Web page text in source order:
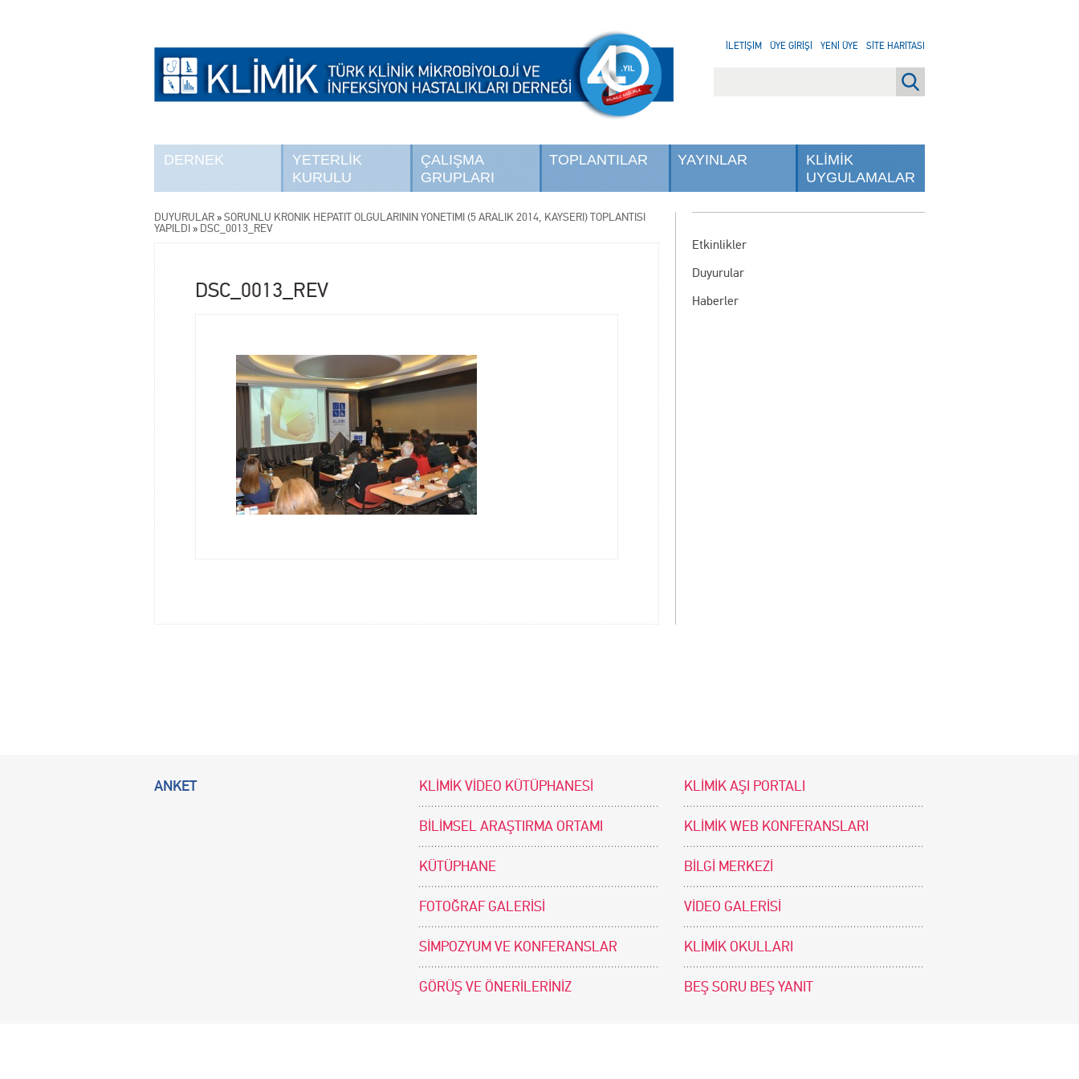
DERNEK
YETERLİK
KURULU
ÇALIŞMA
GRUPLARI
TOPLANTILAR YAYINLAR
KLİMİK
UYGULAMALAR
İLETİŞİM ÜYE GİRİŞİ YENİ ÜYE SİTE HARİTASI
Etkinlikler
Duyurular
Haberler
DUYURULAR »SORUNLU KRONİK HEPATİT OLGULARININ YÖNETİMİ (5 ARALIK 2014, KAYSERİ) TOPLANTISI
YAPILDI » DSC_0013_REV
DSC_0013_REV
ANKET KLİMİK VİDEO KÜTÜPHANESİ KLİMİK AŞI PORTALI
BİLİMSEL ARAŞTIRMA ORTAMI KLİMİK WEB KONFERANSLARI
KÜTÜPHANE BİLGİ MERKEZİ
FOTOĞRAF GALERİSİ VİDEO GALERİSİ
SİMPOZYUM VE KONFERANSLAR KLİMİK OKULLARI
GÖRÜŞ VE ÖNERİLERİNİZ BEŞ SORU BEŞ YANIT